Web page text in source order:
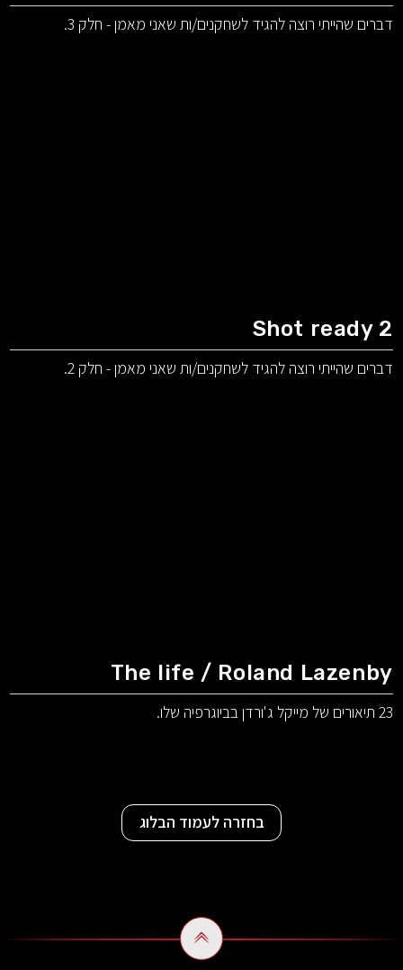
דברים שהייתי רוצה להגיד לשחקנים/ות שאני מאמן - חלק 3.
Shot ready 2
דברים שהייתי רוצה להגיד לשחקנים/ות שאני מאמן - חלק 2.
The life / Roland Lazenby
23 תיאורים של מייקל ג'ורדן בביוגרפיה שלו.
בחזרה לעמוד הבלוג